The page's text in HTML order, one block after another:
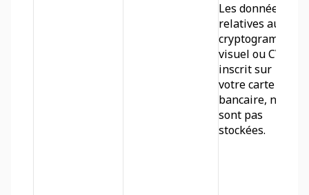
Les données
relatives au
cryptogramme
visuel ou CVV2,
inscrit sur
votre carte
bancaire, ne
sont pas
stockées.